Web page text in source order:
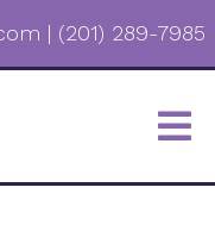
| (201) 289-7985